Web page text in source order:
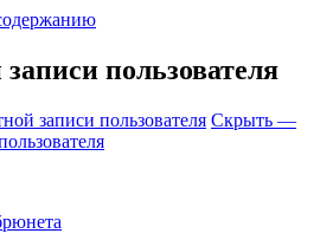
пользователя
записи пользователя Скрыть —